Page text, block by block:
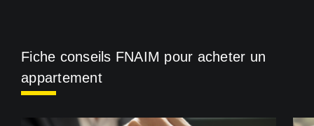
Fiche conseils FNAIM pour acheter un
appartement